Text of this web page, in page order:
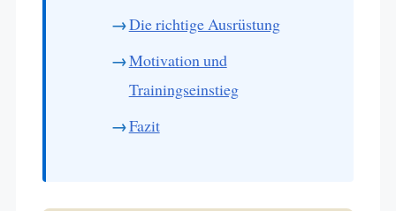
Die richtige Ausrüstung
Motivation und
Trainingseinstieg
Fazit